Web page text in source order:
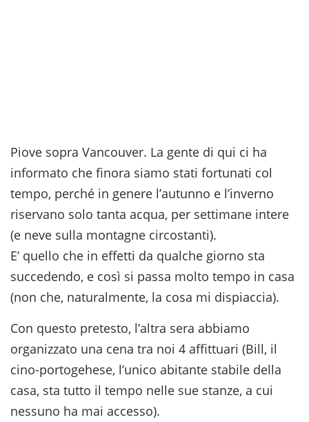
Piove sopra Vancouver. La gente di qui ci ha
informato che finora siamo stati fortunati col
tempo, perché in genere l’autunno e l’inverno
riservano solo tanta acqua, per settimane intere
(e neve sulla montagne circostanti).
E’ quello che in effetti da qualche giorno sta
succedendo, e così si passa molto tempo in casa
(non che, naturalmente, la cosa mi dispiaccia).
Con questo pretesto, l’altra sera abbiamo
organizzato una cena tra noi 4 affittuari (Bill, il
cino-portogehese, l’unico abitante stabile della
casa, sta tutto il tempo nelle sue stanze, a cui
nessuno ha mai accesso).